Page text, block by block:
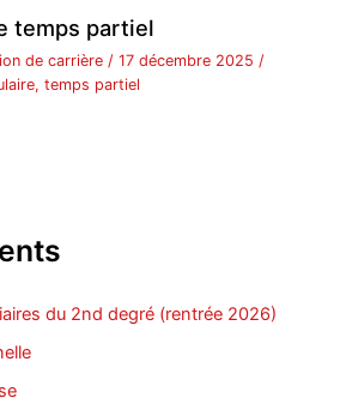
temps partiel
de carrière /17 décembre 2025/
,temps partiel
du 2nd degré (rentrée 2026)